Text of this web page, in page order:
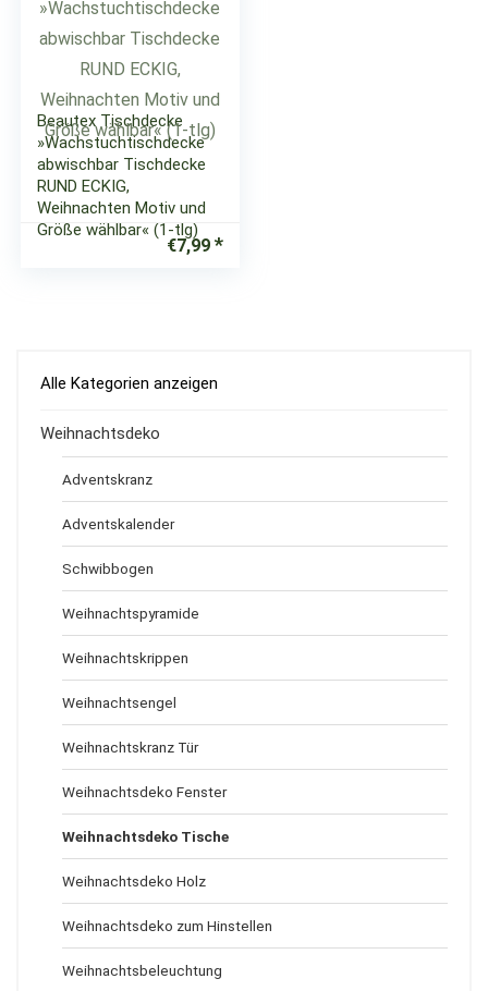
Beautex Tischdecke
»Wachstuchtischdecke
abwischbar Tischdecke
RUND ECKIG,
Weihnachten Motiv und
Größe wählbar« (1-tlg)
€7,99
Alle Kategorien anzeigen
Weihnachtsdeko
Adventskranz
Adventskalender
Schwibbogen
Weihnachtspyramide
Weihnachtskrippen
Weihnachtsengel
Weihnachtskranz Tür
Weihnachtsdeko Fenster
Weihnachtsdeko Tische
Weihnachtsdeko Holz
Weihnachtsdeko zum Hinstellen
Weihnachtsbeleuchtung